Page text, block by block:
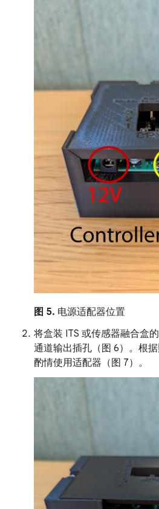
图 5. 电源适配器位置
将盒装 ITS 或传感器融合盒
通道输出插孔（图 6）。根
酌情使用适配器（图 7）。